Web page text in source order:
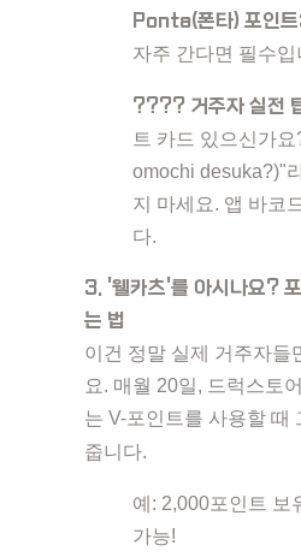
Ponta(폰타) 포인트:
자주 간다면 필수입
???? 거주자 실전
트 카드 있으신가
omochi desuka?)"
지 마세요. 앱 바코
다.
3. '웰카츠'를 아시나요?
는 법
이건 정말 실제 거주자들
요. 매월 20일, 드럭스토
는 V-포인트를 사용할 때
줍니다.
예: 2,000포인트 보
가능!